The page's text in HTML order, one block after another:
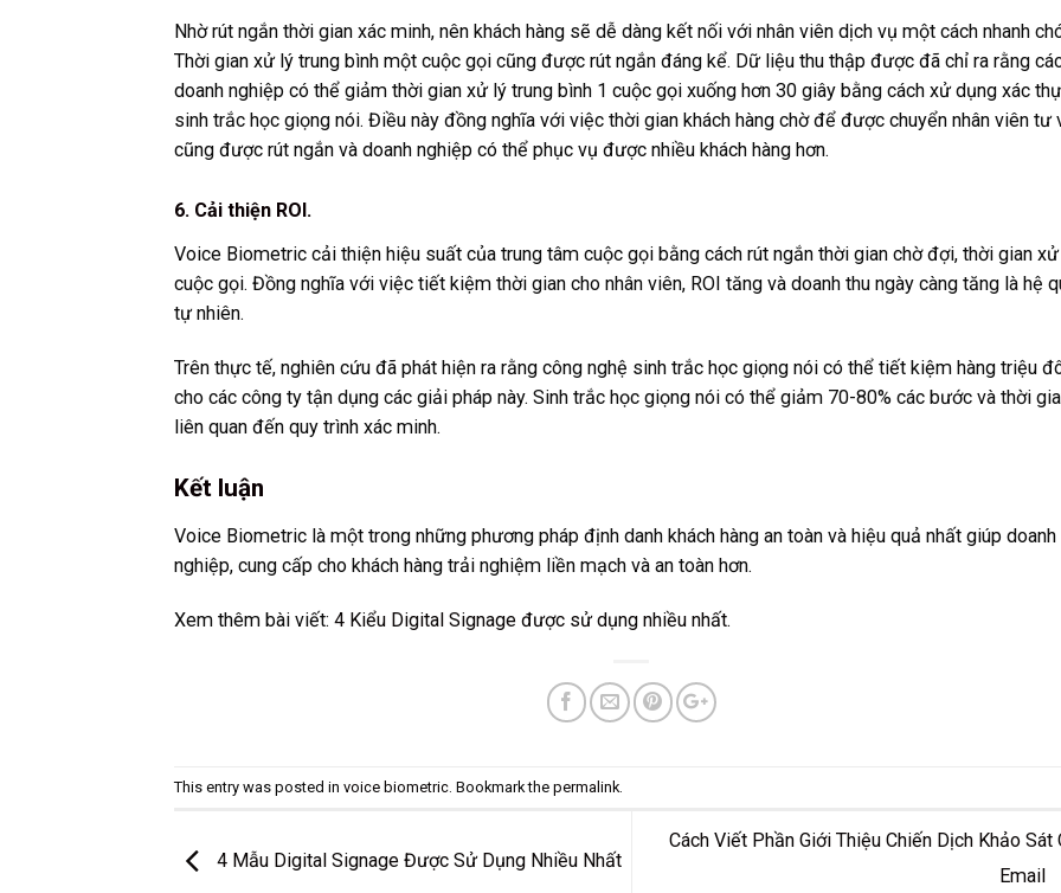
Nhờ rút ngắn thời gian xác minh, nên khách hàng sẽ dễ dàng kết nối với nhân viên dịch vụ một cách nhanh
Thời gian xử lý trung bình một cuộc gọi cũng được rút ngắn đáng kể. Dữ liệu thu thập được đã chỉ ra rằng
doanh nghiệp có thể giảm thời gian xử lý trung bình 1 cuộc gọi xuống hơn 30 giây bằng cách xử dụng xác
sinh trắc học giọng nói. Điều này đồng nghĩa với việc thời gian khách hàng chờ để được chuyển nhân viên tư
cũng được rút ngắn và doanh nghiệp có thể phục vụ được nhiều khách hàng hơn.
6. Cải thiện ROI.
Voice Biometric cải thiện hiệu suất của trung tâm cuộc gọi bằng cách rút ngắn thời gian chờ đợi, thời gian
cuộc gọi. Đồng nghĩa với việc tiết kiệm thời gian cho nhân viên, ROI tăng và doanh thu ngày càng tăng là hệ
tự nhiên.
Trên thực tế, nghiên cứu đã phát hiện ra rằng công nghệ sinh trắc học giọng nói có thể tiết kiệm hàng triệu
cho các công ty tận dụng các giải pháp này. Sinh trắc học giọng nói có thể giảm 70-80% các bước và thời
liên quan đến quy trình xác minh.
Kết luận
Voice Biometric là một trong những phương pháp định danh khách hàng an toàn và hiệu quả nhất giúp doanh
nghiệp, cung cấp cho khách hàng trải nghiệm liền mạch và an toàn hơn.
Xem thêm bài viết: 4 Kiểu Digital Signage được sử dụng nhiều nhất.
This entry was posted in voice biometric . Bookmark the permalink
4 Mẫu Digital Signage Được Sử Dụng Nhiều Nhất
Cách Viết Phần Giới Thiệu Chiến Dịch Khảo Sát
Email